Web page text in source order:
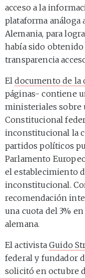
acceso a la
plataforma análoga
Alemania, para
había sido obtenido
transparencia
Eldocumento de la
páginas- contiene
ministeriales sobre
Constitucional
inconstitucional la
partidos políticos
Parlamento
el establecimiento
inconstitucional.
recomendación
una cuota del 3%
alemana.
El activistaGuido
federal y fundador
solicitó en octubre